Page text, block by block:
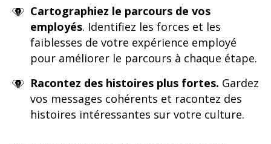
Cartographiez le parcours de vos
employés. Identifiez les forces et les
faiblesses de votre expérience employé
pour améliorer le parcours à chaque étape.
Racontez des histoires plus fortes. Gardez
vos messages cohérents et racontez des
histoires intéressantes sur votre culture.